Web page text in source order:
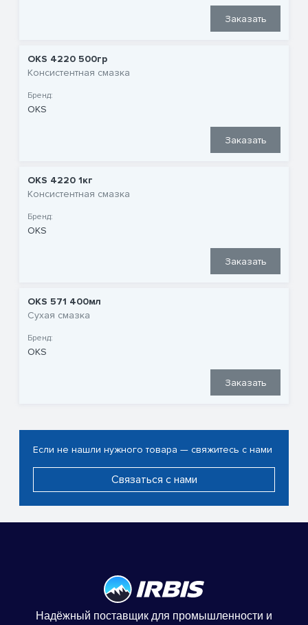
Заказать
OKS 4220 500гр
Консистентная смазка
Бренд:
OKS
Заказать
OKS 4220 1кг
Консистентная смазка
Бренд:
OKS
Заказать
OKS 571 400мл
Сухая смазка
Бренд:
OKS
Заказать
Если не нашли нужного товара — свяжитесь с нами
Связаться с нами
Надёжный поставщик для промышленности и